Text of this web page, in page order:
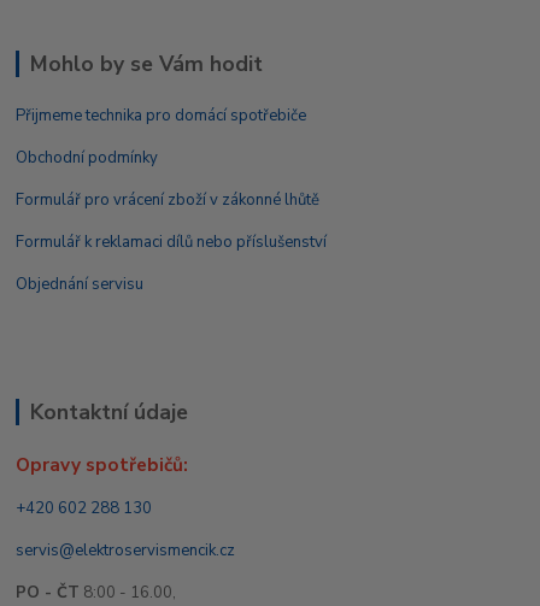
Mohlo by se Vám hodit
Přijmeme technika pro domácí spotřebiče
Obchodní podmínky
Formulář pro vrácení zboží v zákonné lhůtě
Formulář k reklamaci dílů nebo příslušenství
Objednání servisu
Kontaktní údaje
Opravy spotřebičů:
+420 602 288 130
servis@elektroservismencik.cz
PO - ČT 8:00 - 16.00,